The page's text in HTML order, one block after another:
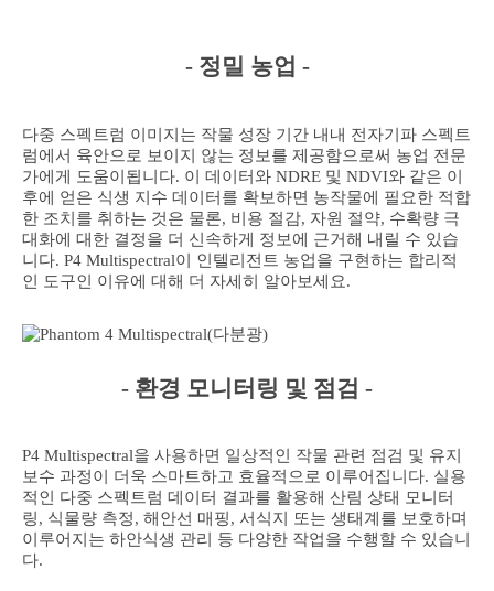
- 정밀 농업 -
다중 스펙트럼 이미지는 작물 성장 기간 내내 전자기파 스펙트
럼에서 육안으로 보이지 않는 정보를 제공함으로써 농업 전문
가에게 도움이됩니다. 이 데이터와 NDRE 및 NDVI와 같은 이
후에 얻은 식생 지수 데이터를 확보하면 농작물에 필요한 적합
한 조치를 취하는 것은 물론, 비용 절감, 자원 절약, 수확량 극
대화에 대한 결정을 더 신속하게 정보에 근거해 내릴 수 있습
니다. P4 Multispectral이 인텔리전트 농업을 구현하는 합리적
인 도구인 이유에 대해 더 자세히 알아보세요.
- 환경 모니터링 및 점검 -
P4 Multispectral을 사용하면 일상적인 작물 관련 점검 및 유지
보수 과정이 더욱 스마트하고 효율적으로 이루어집니다. 실용
적인 다중 스펙트럼 데이터 결과를 활용해 산림 상태 모니터
링, 식물량 측정, 해안선 매핑, 서식지 또는 생태계를 보호하며
이루어지는 하안식생 관리 등 다양한 작업을 수행할 수 있습니
다.